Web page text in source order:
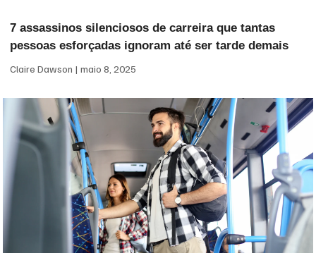
7 assassinos silenciosos de carreira que tantas
pessoas esforçadas ignoram até ser tarde demais
Claire Dawson maio 8, 2025